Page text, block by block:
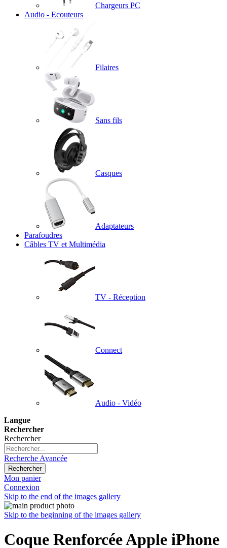
Chargeurs PC
Audio - Ecouteurs
Filaires
Sans fils
Casques
Adaptateurs
Parafoudres
Câbles TV et Multimédia
TV - Réception
Connect
Audio - Vidéo
Langue
Rechercher
Rechercher
Recherche Avancée
Rechercher
Mon panier
Connexion
Skip to the end of the images gallery
Skip to the beginning of the images gallery
Coque Renforcée Apple iPhone